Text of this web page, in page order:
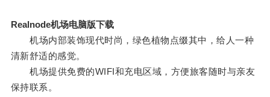
Realnode机场电脑版下载
机场内部装饰现代时尚，绿色植物点缀其中，给人一种
清新舒适的感觉。
机场提供免费的WIFI和充电区域，方便旅客随时与亲友
保持联系。